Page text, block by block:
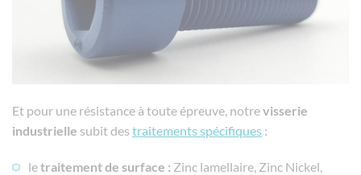
Et pour une résistance à toute épreuve, notrevisserie
industrielle subit des traitements spécifiques :
letraitement de surface : Zinc lamellaire, Zinc Nickel,